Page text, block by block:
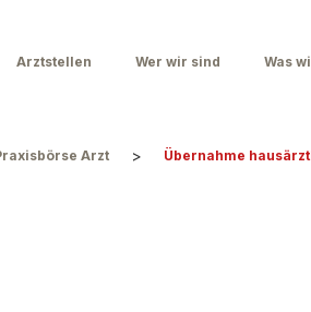
Arztstellen Wer wir sind Was
Arzt > Übernahme